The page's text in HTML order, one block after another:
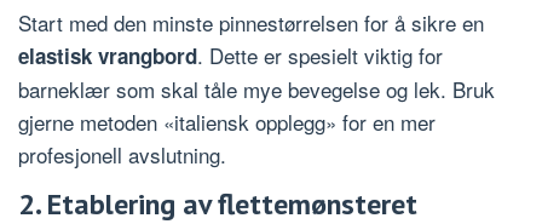
Start med den minste pinnestørrelsen for å sikre en
elastisk vrangbord. Dette er spesielt viktig for
barneklær som skal tåle mye bevegelse og lek. Bruk
gjerne metoden «italiensk opplegg» for en mer
profesjonell avslutning.
2. Etablering av flettemønsteret